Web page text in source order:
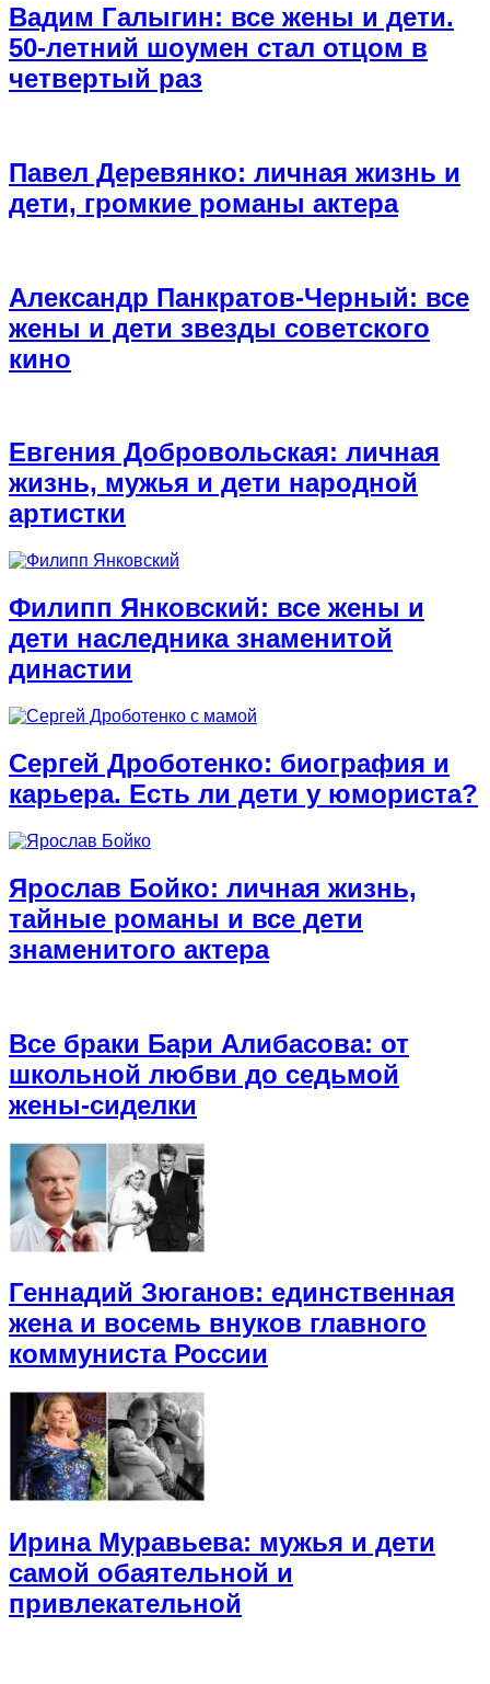
Вадим Галыгин: все жены и дети.
50-летний шоумен стал отцом в
четвертый раз
Павел Деревянко: личная жизнь и
дети, громкие романы актера
Александр Панкратов-Черный: все
жены и дети звезды советского
кино
Евгения Добровольская: личная
жизнь, мужья и дети народной
артистки
Филипп Янковский: все жены и
дети наследника знаменитой
династии
Сергей Дроботенко: биография и
карьера. Есть ли дети у юмориста?
Ярослав Бойко: личная жизнь,
тайные романы и все дети
знаменитого актера
Все браки Бари Алибасова: от
школьной любви до седьмой
жены-сиделки
Геннадий Зюганов: единственная
жена и восемь внуков главного
коммуниста России
Ирина Муравьева: мужья и дети
самой обаятельной и
привлекательной